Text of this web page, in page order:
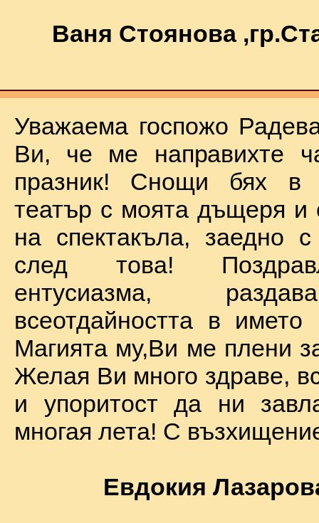
Ваня Стоянова
Уважаема госпожо
Ви, че ме направихте
празник! Снощи бях в
театър с моята дъщеря и
на спектакъла, заедно с
след това!
ентусиазма,
всеотдайността в името
Магията му,Ви ме плени
Желая Ви много здраве,
и упоритост да ни
многая лета! С
Евдокия